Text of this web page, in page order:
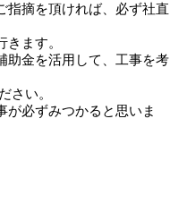
指摘を頂ければ、必ず社直
ます。
助金を活用して、工事を考
さい。
が必ずみつかると思いま